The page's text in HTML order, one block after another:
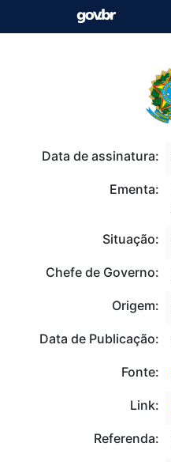
Data de assinatura:
Ementa:
Situação:
Chefe de Governo:
Origem:
Data de Publicação:
Fonte:
Link:
Referenda: